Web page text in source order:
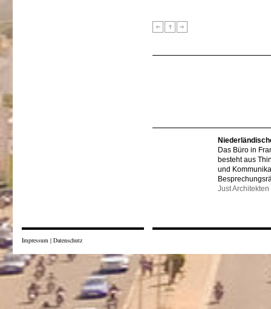
Das Büro in
besteht aus
und
Just Architekten
Impressum | Datenschutz